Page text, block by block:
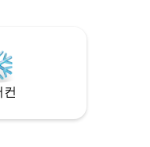
급 주방 ❄ 넓
컨